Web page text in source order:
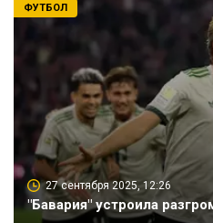
27 сентября 2025, 12:26
"Бавария" устроила
ФУТБОЛ